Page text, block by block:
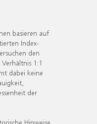
basieren auf
Index-
den
1:1
dabei keine
der